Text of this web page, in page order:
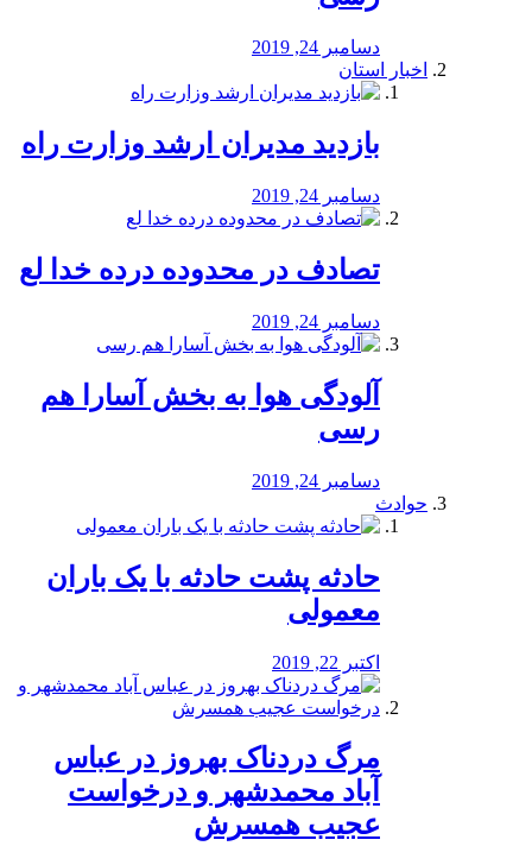
دسامبر 24, 2019
اخبار استان
بازدید مدیران ارشد وزارت راه
دسامبر 24, 2019
تصادف در محدوده درده خدا لع
دسامبر 24, 2019
آلودگی هوا به بخش آسارا هم
رسی
دسامبر 24, 2019
حوادث
️حادثه پشت حادثه با یک باران
معمولی
اکتبر 22, 2019
مرگ دردناک بهروز در عباس
آباد محمدشهر و درخواست
عجیب همسرش